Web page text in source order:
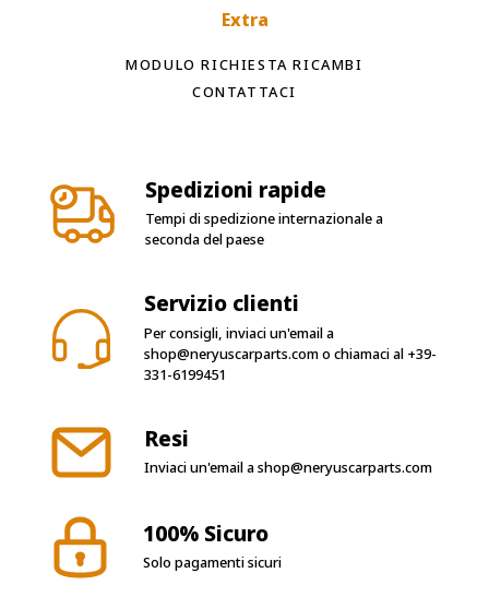
Extra
MODULO RICHIESTA RICAMBI
CONTATTACI
Spedizioni rapide
Tempi di spedizione internazionale a
seconda del paese
Servizio clienti
Per consigli, inviaci un'email a
shop@neryuscarparts.como chiamaci al +39-
331-6199451
Resi
Inviaci un'email ashop@neryuscarparts.com
100% Sicuro
Solo pagamenti sicuri